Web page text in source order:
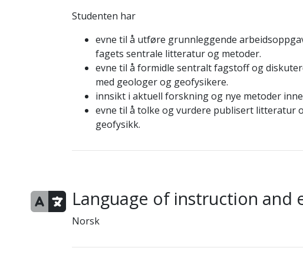
Studenten har
evne til å utføre grunnleggende
fagets sentrale litteratur og metoder.
evne til å formidle sentralt fagstoff og
med geologer og geofysikere.
innsikt i aktuell forskning og nye metoder
evne til å tolke og vurdere publisert litteratur
geofysikk.
Language of instruction and
Norsk